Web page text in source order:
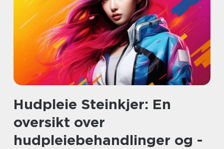
Hudpleie Steinkjer: En
oversikt over
hudpleiebehandlinger og -